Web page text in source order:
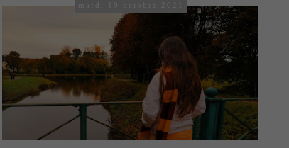
mardi 19 octobre 2021